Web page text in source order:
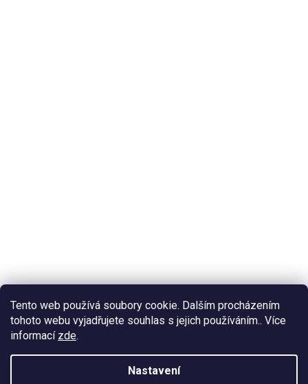
Tento web používá soubory cookie. Dalším procházením
tohoto webu vyjadřujete souhlas s jejich používáním.. Více
informací zde.
Nastavení